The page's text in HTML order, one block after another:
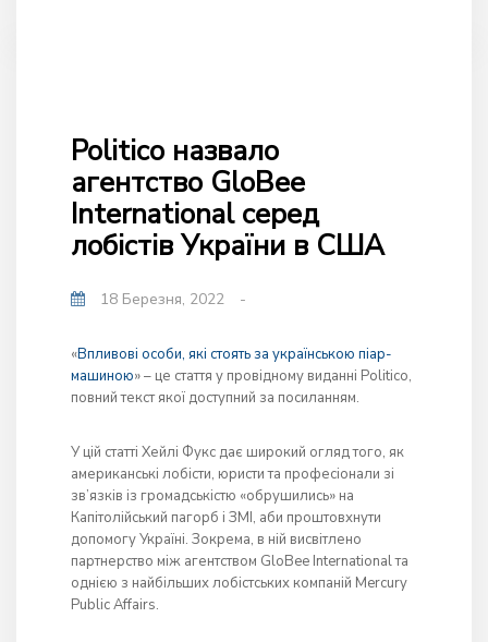
Politico назвало
агентство GloBee
International серед
лобістів України в США
18 Березня, 2022 -
«Впливові особи, які стоять за українською піар-
машиною» – це стаття у провідному виданні Politico,
повний текст якої доступний за посиланням.
У цій статті Хейлі Фукс дає широкий огляд того, як
американські лобісти, юристи та професіонали зі
зв’язків із громадськістю «обрушились» на
Капітолійський пагорб і ЗМІ, аби проштовхнути
допомогу Україні. Зокрема, в ній висвітлено
партнерство між агентством GloBee International та
однією з найбільших лобістських компаній Mercury
Public Affairs.